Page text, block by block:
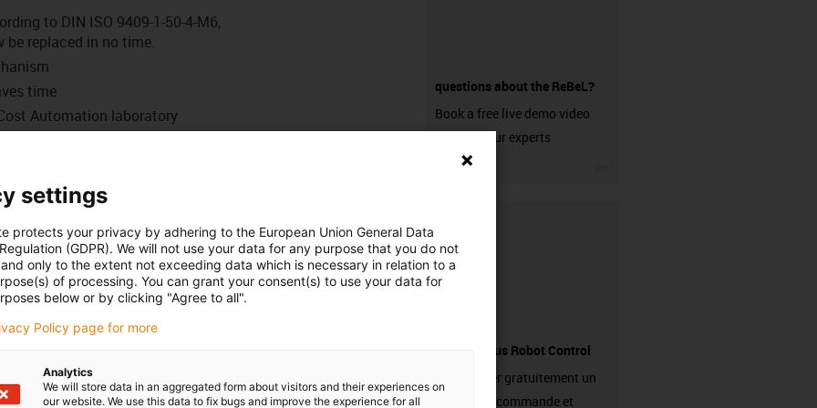
to DIN ISO 9409-1-50-4-M6,
be replaced in no time.
time
Automation laboratory
load capacity of the
questions about the ReBeL?
Book a free live demo video
call with our experts
Logiciel igus Robot Control
Télécharger gratuitement un
logiciel de commande et
settings
protects your privacy by adhering to the European Union General Data
(GDPR). We will not use your data for any purpose that you do not
only to the extent not exceeding data which is necessary in relation to a
of processing. You can grant your consent(s) to use your data for
below or by clicking "Agree to all".
Policy page for more
Analytics
We will store data in an aggregated form about visitors and their experiences on
our website. We use this data to fix bugs and improve the experience for all